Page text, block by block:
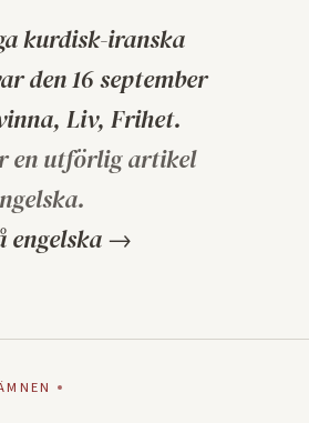
kurdisk-iranska
den 16 september
Liv, Frihet.
en utförlig artikel
engelska →